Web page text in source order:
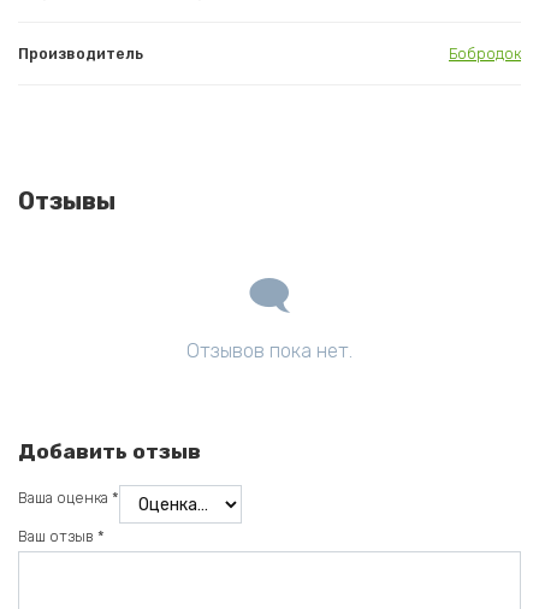
Производитель Бобродок
Отзывы
Отзывов пока нет.
Добавить отзыв
Ваша оценка *
Ваш отзыв *